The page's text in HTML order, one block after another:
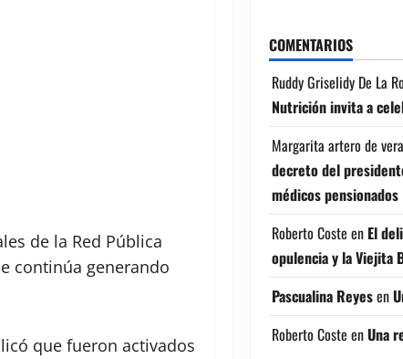
de la Red Pública
continúa generando
que fueron activados
COMENTARIOS
Ruddy Griselidy De La
Nutrición invita a
Margarita artero de
decreto del
médicos pensionados
Roberto Coste en El
opulencia y la Viejita
Pascualina Reyesen
Roberto Coste enUna